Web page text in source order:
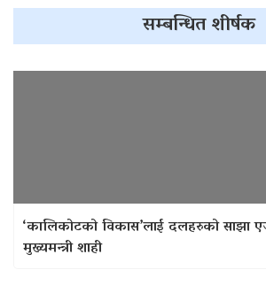
सम्बन्धित शीर्षक
‘कालिकोटको विकास’लाई दलहरुको साझा
मुख्यमन्त्री शाही